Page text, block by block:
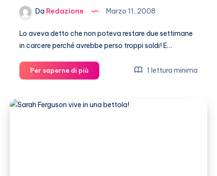
Da Redazione Marzo 11, 2008
Lo aveva detto che non poteva restare due settimane
in carcere perché avrebbe perso troppi soldi! E…
Per saperne di più
Corona
la
1 lettura minima